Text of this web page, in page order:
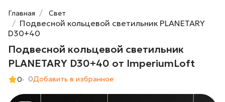
Главная Свет
Подвесной кольцевой светильник PLANETARY
D30+40
Подвесной кольцевой светильник
PLANETARY D30+40 от ImperiumLoft
0 0Добавить в избранное